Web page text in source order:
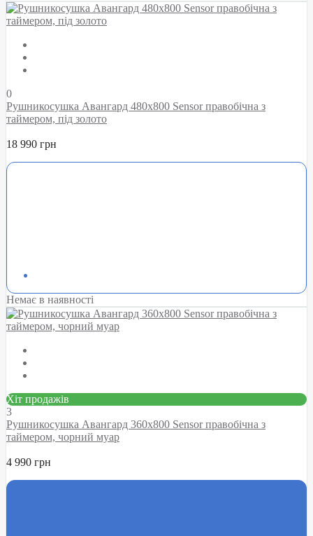
0
Рушникосушка Авангард 480х800 Sensor правобічна з
таймером, під золото
18 990 грн
Немає в наявності
Хіт продажів
3
Рушникосушка Авангард 360х800 Sensor правобічна з
таймером, чорний муар
4 990 грн